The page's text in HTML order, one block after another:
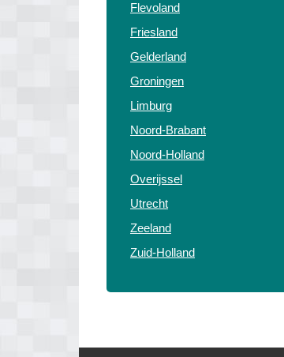
Flevoland
Friesland
Gelderland
Groningen
Limburg
Noord-Brabant
Noord-Holland
Overijssel
Utrecht
Zeeland
Zuid-Holland